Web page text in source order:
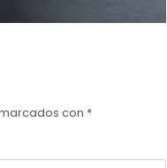
con *